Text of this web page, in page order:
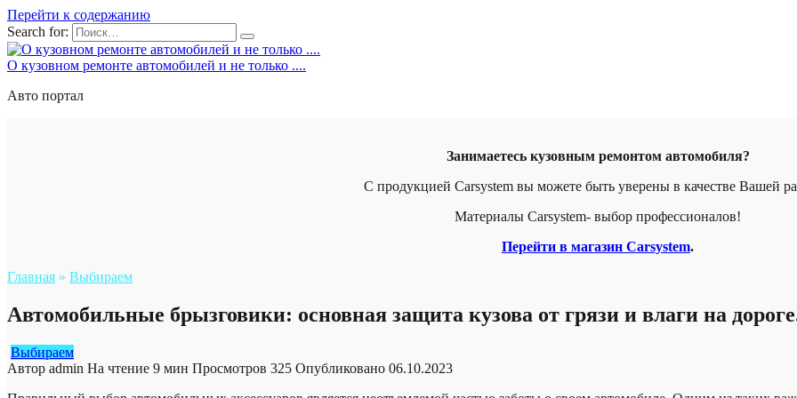
Перейти к содержанию
Search for:
О кузовном ремонте автомобилей и не только ....
Авто портал
Занимаетесь кузовным ремонтом автомобиля?
С продукцией Carsystem вы можете быть уверены в качестве Вашей
Материалы Carsystem- выбор профессионалов!
Перейти в магазин Carsystem.
Главная » Выбираем
Автомобильные брызговики: основная защита кузова от грязи и влаги на
Выбираем
Автор admin На чтение 9 мин Просмотров 325 Опубликовано 06.10.2023